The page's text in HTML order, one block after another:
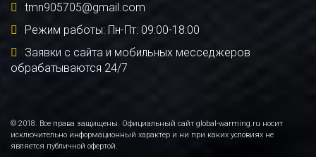
tmn905705@gmail.com
Режим работы: Пн-Пт: 09:00-18:00
Заявки с сайта и мобильных месседжеров
обрабатываются 24/7
© 2018. Все права защищены. Официальный сайт global-warming.ru носит
исключительно информационный характер и ни при каких условиях не
является публичной офертой.